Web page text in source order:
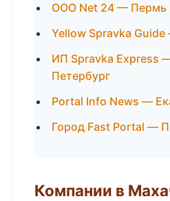
ООО Net 24 — Пермь
Yellow Spravka
ИП Spravka Express
Петербург
Portal Info News —
Город Fast Portal —
Компании в